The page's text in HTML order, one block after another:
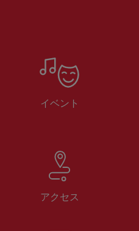
イベント
アクセス